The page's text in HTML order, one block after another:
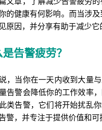
的健康有何影响。而当涉
原因，并分享有助于减少它
告警疲劳？
，当你在一天内收到大量
告警会降低你的工作效率
类告警，它们将开始扰乱
警，并专注于提供价值和可